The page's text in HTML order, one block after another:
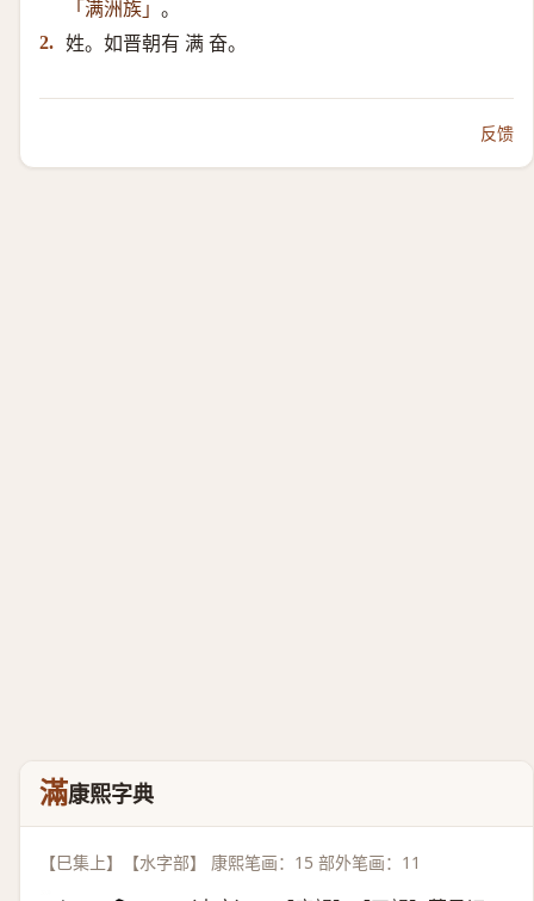
「满洲族」 。
2. 姓。如晋朝有 满 奋。
反馈
滿康熙字典
【巳集上】【水字部】 康熙笔画：15 部外笔画：11